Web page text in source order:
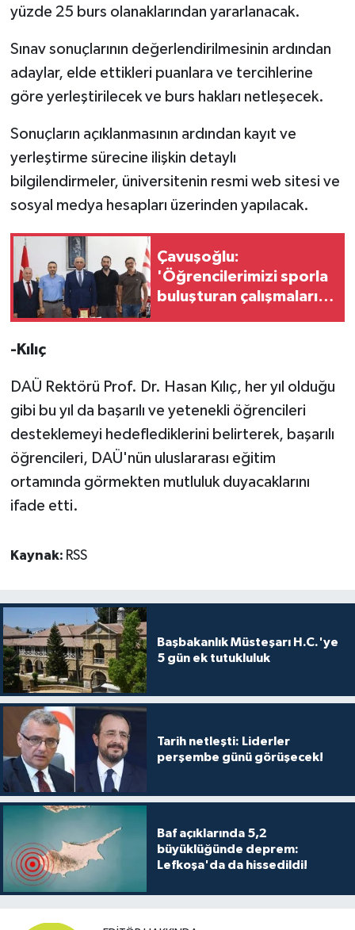
yüzde 25 burs olanaklarından yararlanacak.
Sınav sonuçlarının değerlendirilmesinin ardından
adaylar, elde ettikleri puanlara ve tercihlerine
göre yerleştirilecek ve burs hakları netleşecek.
Sonuçların açıklanmasının ardından kayıt ve
yerleştirme sürecine ilişkin detaylı
bilgilendirmeler, üniversitenin resmi web sitesi ve
sosyal medya hesapları üzerinden yapılacak.
Çavuşoğlu:
'Öğrencilerimizi sporla
buluşturan çalışmaları
-Kılıç
DAÜ Rektörü Prof. Dr. Hasan Kılıç, her yıl olduğu
gibi bu yıl da başarılı ve yetenekli öğrencileri
desteklemeyi hedeflediklerini belirterek, başarılı
öğrencileri, DAÜ'nün uluslararası eğitim
ortamında görmekten mutluluk duyacaklarını
ifade etti.
Kaynak: RSS
Başbakanlık Müsteşarı H.C.'ye
5 gün ek tutukluluk
Tarih netleşti: Liderler
perşembe günü görüşecek!
Baf açıklarında 5,2
büyüklüğünde deprem:
Lefkoşa'da da hissedildi!